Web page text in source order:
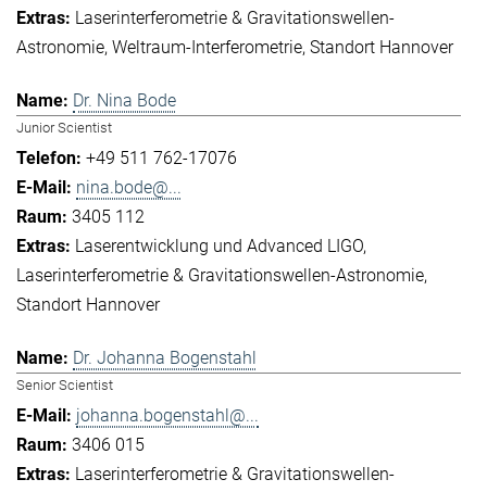
Laserinterferometrie & Gravitationswellen-
Astronomie Weltraum-Interferometrie Standort Hannover
Dr. Nina Bode
Junior Scientist
+49 511 762-17076
nina.bode@...
3405 112
Laserentwicklung und Advanced LIGO
Laserinterferometrie & Gravitationswellen-Astronomie
Standort Hannover
Dr. Johanna Bogenstahl
Senior Scientist
johanna.bogenstahl@...
3406 015
Laserinterferometrie & Gravitationswellen-